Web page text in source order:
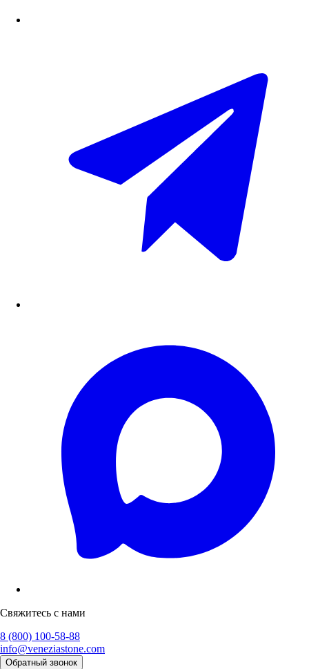
Свяжитесь с нами
8 (800) 100-58-88
info@veneziastone.com
Обратный звонок